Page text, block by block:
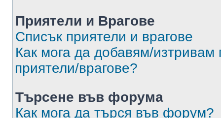
Приятели и Врагове
Списък приятели и врагове
Как мога да добавям/изтривам
приятели/врагове?
Търсене във форума
Как мога да търся във форум?